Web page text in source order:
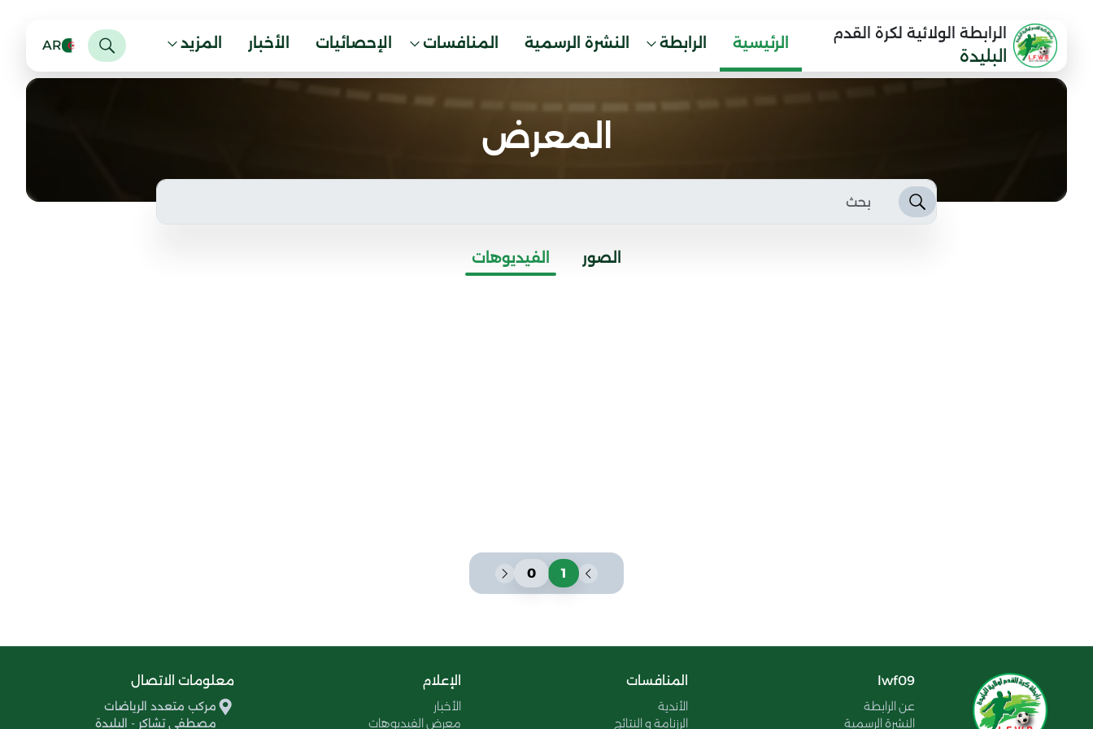
الرابطة الولائية لكرة القدم
البليدة
الرئيسية الرابطة النشرة الرسمية المنافسات الإحصائيات الأخبار المزيد AR
المعرض
الصور الفيديوهات
1
0
lwf09
عن الرابطة
النشرة الرسمية
المنافسات
الأندية
الرزنامة و النتائج
الإعلام
الأخبار
معرض الفيديوهات
معلومات الاتصال
مركب متعدد الرياضات
مصطفى تشاكر - البليدة